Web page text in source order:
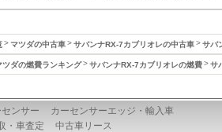
マツダの中古車 サバンナRX-7カブリオレの中古車 サバ
ツダの燃費ランキング サバンナRX-7カブリオレの燃費 サ
ンサー
カーセンサーエッジ・輸入車
・車査定
中古車リース